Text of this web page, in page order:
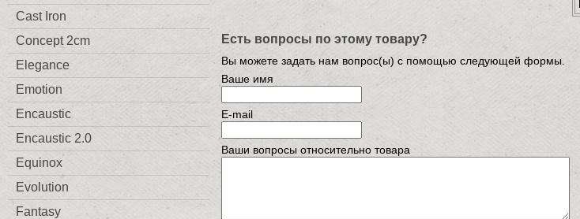
Cast Iron
Concept 2cm
Elegance
Emotion
Encaustic
Encaustic 2.0
Equinox
Evolution
Fantasy
Есть вопросы по этому товару?
Вы можете задать нам вопрос(ы) с помощью следующей формы.
Ваше имя
E-mail
Ваши вопросы относительно товара